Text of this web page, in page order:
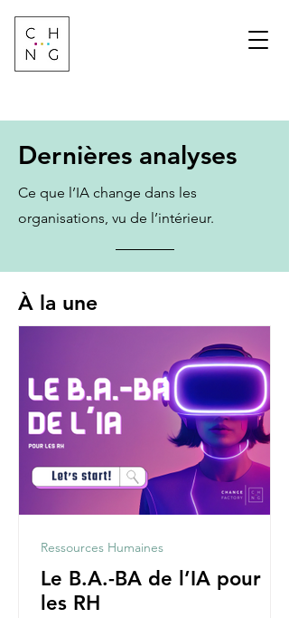
Dernières analyses
Ce que l’IA change dans les
organisations, vu de l’intérieur.
À la une
Le B.A.-BA de l’IA pour
les RH
Ressources Humaines